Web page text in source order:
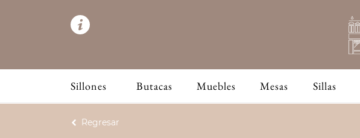
Sillones Butacas Muebles Mesas Sillas
Regresar